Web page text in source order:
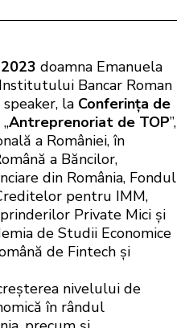
doamna Emanuela
Bancar Roman
la Conferința de
„Antreprenoriat de TOP”,
a României, în
a Băncilor,
din România, Fondul
pentru IMM,
Private Mici și
de Studii Economice
de Fintech și
nivelului de
în rândul